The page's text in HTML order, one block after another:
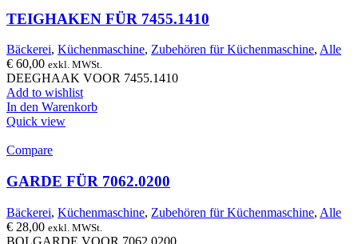
TEIGHAKEN FÜR 7455.1410
Bäckerei, Küchenmaschine, Zubehören für Küchenmaschine, Alle
€ 60,00 exkl. MWSt.
DEEGHAAK VOOR 7455.1410
Add to wishlist
In den Warenkorb
Quick view
Compare
GARDE FÜR 7062.0200
Bäckerei, Küchenmaschine, Zubehören für Küchenmaschine, Alle
€ 28,00 exkl. MWSt.
BOLGARDE VOOR 7062.0200